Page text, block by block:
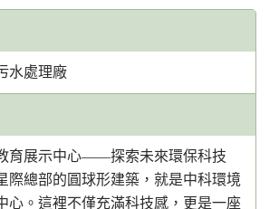
水處理廠
育展示中心——探索未來環保科技
際總部的圓球形建築，就是中科環境
心。這裡不僅充滿科技感，更是一座